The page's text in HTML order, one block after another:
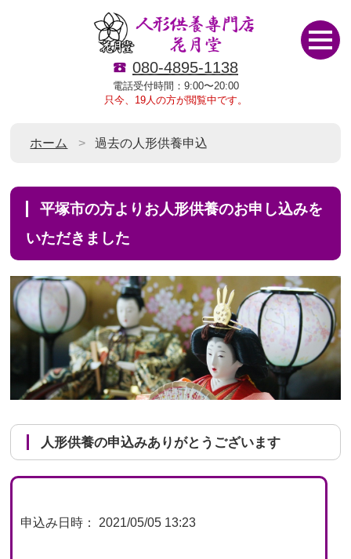
080-4895-1138
電話受付時間：9:00〜20:00
只今、19人の方が閲覧中です。
ホーム 過去の人形供養申込
平塚市の方よりお人形供養のお申し込みを
いただきました
人形供養の申込みありがとうございます
申込み日時： 2021/05/05 13:23